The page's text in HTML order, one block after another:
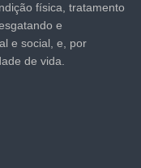
física, tratamento
e
e social, e, por
de vida.